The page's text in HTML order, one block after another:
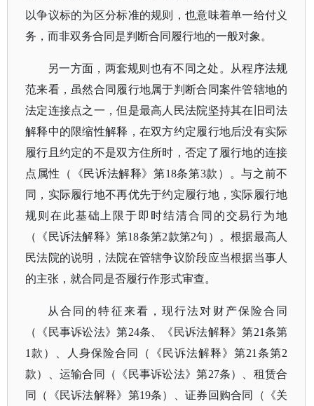
以争议标的为区分标准的规则，也意味着单一给付义
务，而非双务合同是判断合同履行地的一般对象。
另一方面，两套规则也有不同之处。从程序法规
范来看，虽然合同履行地属于判断合同案件管辖地的
法定连接点之一，但是最高人民法院坚持其在旧司法
解释中的限缩性解释，在双方约定履行地后没有实际
履行且约定的不是双方住所时，否定了履行地的连接
点属性（《民诉法解释》第18条第3款）。与之前不
同，实际履行地不再优先于约定履行地，实际履行地
规则在此基础上限于即时结清合同的交易行为地
（《民诉法解释》第18条第2款第2句）。根据最高人
民法院的说明，法院在管辖争议阶段应当根据当事人
的主张，就合同是否履行作形式审查。
从合同的特征来看，现行法对财产保险合同
（《民事诉讼法》第24条、《民诉法解释》第21条第
1款）、人身保险合同（《民诉法解释》第21条第2
款）、运输合同（《民事诉讼法》第27条）、租赁合
同（《民诉法解释》第19条）、证券回购合同（《关